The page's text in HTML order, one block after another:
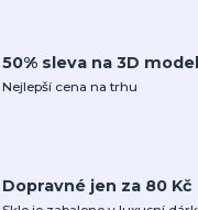
50% sleva na 3D
Nejlepší cena na trhu
Dopravné jen za 80 Kč